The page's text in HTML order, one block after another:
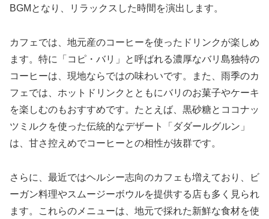
BGMとなり、リラックスした時間を演出します。
カフェでは、地元産のコーヒーを使ったドリンクが楽しめ
ます。特に「コピ・バリ」と呼ばれる濃厚なバリ島独特の
コーヒーは、現地ならではの味わいです。また、雨季のカ
フェでは、ホットドリンクとともにバリのお菓子やケーキ
を楽しむのもおすすめです。たとえば、黒砂糖とココナッ
ツミルクを使った伝統的なデザート「ダダールグルン」
は、甘さ控えめでコーヒーとの相性が抜群です。
さらに、最近ではヘルシー志向のカフェも増えており、ビ
ーガン料理やスムージーボウルを提供する店も多く見られ
ます。これらのメニューは、地元で採れた新鮮な食材を使